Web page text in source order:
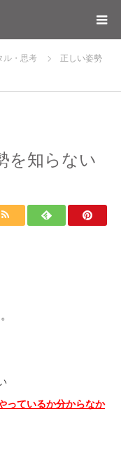
ル・思考
正しい姿勢
を知らない
っているか分からなか